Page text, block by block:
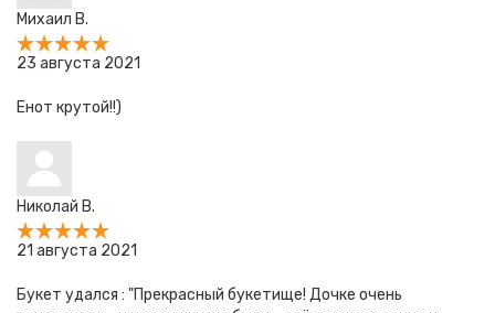
Михаил В.
23 августа 2021
Енот крутой!!)
Николай В.
21 августа 2021
Букет удался : "Прекрасный букетище! Дочке очень